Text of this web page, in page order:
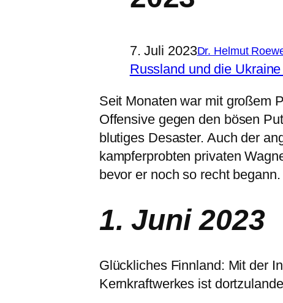
7. Juli 2023Dr. Helmut
Russland und die
Seit Monaten war mit großem
Offensive gegen den bösen
blutiges Desaster. Auch der
kampferprobten privaten
bevor er noch so recht begann.
1. Juni 2023
Glückliches Finnland: Mit der
Kernkraftwerkes ist